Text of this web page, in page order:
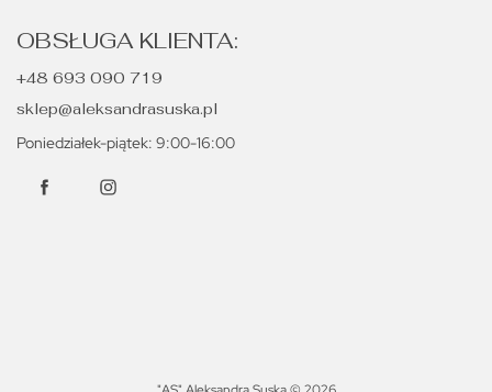
OBSŁUGA KLIENTA:
+48 693 090 719
sklep@aleksandrasuska.pl
Poniedziałek-piątek: 9:00-16:00